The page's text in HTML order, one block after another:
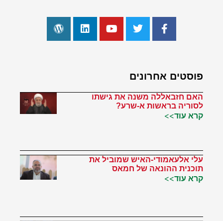
פוסטים אחרונים
האם חזבאללה משנה את גישתו
לסוריה בראשות א-שרע?
קרא עוד>>
עלי אלעאמודי-האיש שמוביל את
תוכנית ההונאה של חמאס
קרא עוד>>